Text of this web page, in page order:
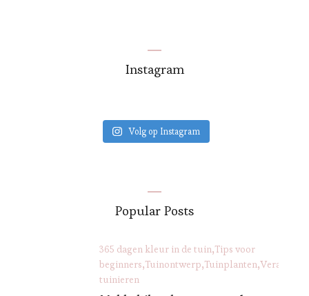
Instagram
Volg op Instagram
Popular Posts
365 dagen kleur in de tuin Tips voor
beginners Tuinontwerp Tuinplanten
tuinieren